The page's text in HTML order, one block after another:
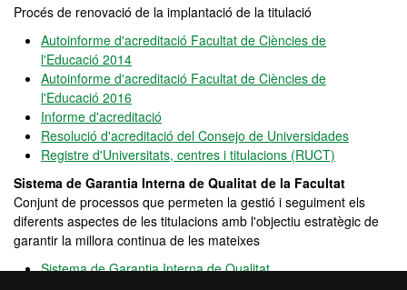
Procés de renovació de la implantació de la titulació
Autoinforme d'acreditació Facultat de Ciències de
l'Educació 2014
Autoinforme d'acreditació Facultat de Ciències de
l'Educació 2016
Informe d'acreditació
Resolució d'acreditació del Consejo de Universidades
Registre d'Universitats, centres i titulacions (RUCT)
Sistema de Garantia Interna de Qualitat de la Facultat
Conjunt de processos que permeten la gestió i seguiment els
diferents aspectes de les titulacions amb l'objectiu estratègic de
garantir la millora continua de les mateixes
Sistema de Garantia Interna de Qualitat